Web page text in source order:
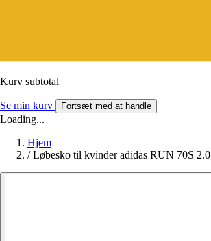
Kurv subtotal
Se min kurv Fortsæt med at handle
Loading...
Hjem
/ Løbesko til kvinder adidas RUN 70S 2.0